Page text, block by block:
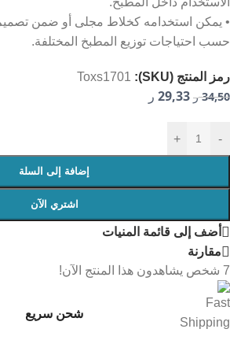
• يمكن استخدامه كخلاط مجلى أو ضمن
حسب احتياجات توزيع المطبخ المختلفة.
رمز المنتج (SKU): Toxs1701
34,50 ر 29,33 ر
-
+
إضافة إلى السلة
اشتري الآن
أضف إلى قائمة المنيات
مقارنة
7 شخص يشاهدون هذا المنتج الآن!
شحن سريع